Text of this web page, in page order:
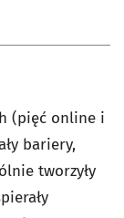
(pięć online i
bariery,
tworzyły